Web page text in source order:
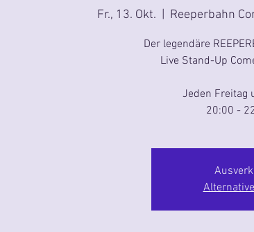
Fr., 13. Okt. Reeperbahn
Der legendäre
Live Stand-Up
Jeden Freitag
20:00 -